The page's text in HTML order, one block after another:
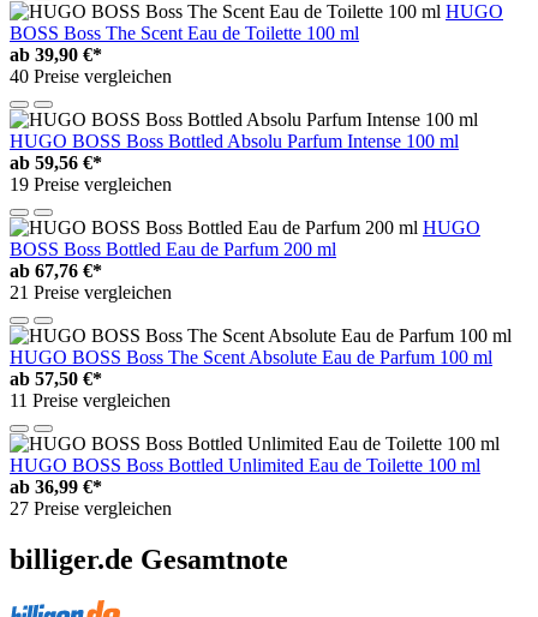
HUGO
BOSS Boss The Scent Eau de Toilette 100 ml
ab 39,90 €*
40 Preise vergleichen
HUGO BOSS Boss Bottled Absolu Parfum Intense 100 ml
ab 59,56 €*
19 Preise vergleichen
HUGO
BOSS Boss Bottled Eau de Parfum 200 ml
ab 67,76 €*
21 Preise vergleichen
HUGO BOSS Boss The Scent Absolute Eau de Parfum 100 ml
ab 57,50 €*
11 Preise vergleichen
HUGO BOSS Boss Bottled Unlimited Eau de Toilette 100 ml
ab 36,99 €*
27 Preise vergleichen
billiger.de Gesamtnote